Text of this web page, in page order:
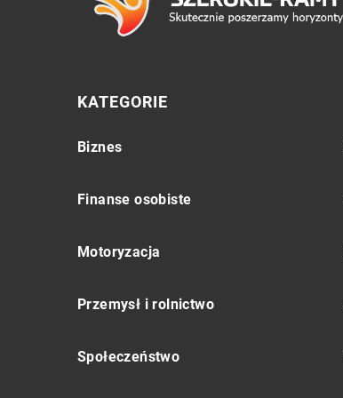
KATEGORIE
Biznes
Finanse osobiste
Motoryzacja
Przemysł i rolnictwo
Społeczeństwo